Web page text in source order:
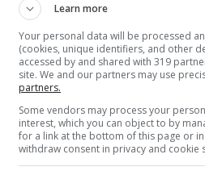
Learn more
Your personal data will be processed
(cookies, unique identifiers, and other
accessed by and shared with 319
site. We and our partners may use
partners.
Some vendors may process your
interest, which you can object to by
for a link at the bottom of this page or
withdraw consent in privacy and cookie